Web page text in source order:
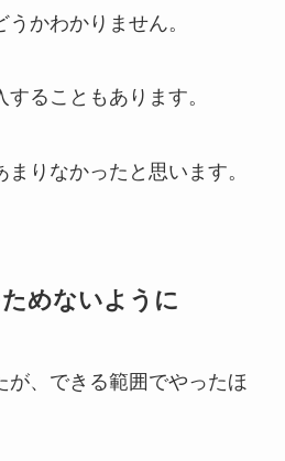
かわかりません。
ることもあります。
りなかったと思います。
めないように
が、できる範囲でやったほ